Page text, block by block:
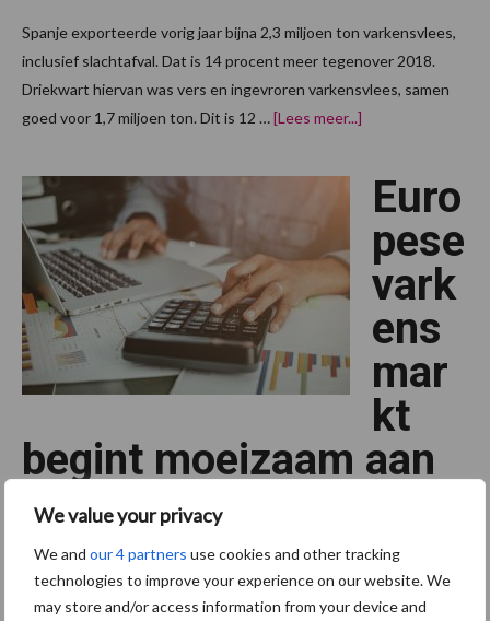
We value your privacy
We and our 4 partners use cookies and other tracking
technologies to improve your experience on our website. We
may store and/or access information from your device and
Spanje exporteerde vorig jaar bijna 2,3 miljoen ton varkensvlees,
inclusief slachtafval. Dat is 14 procent meer tegenover 2018.
Driekwart hiervan was vers en ingevroren varkensvlees, samen
goed voor 1,7 miljoen ton. Dit is 12 …[Lees meer...]
toegenomen
Euro
pese
vark
ens
mar
kt
begint moeizaam aan
2026
Ondernemen
3 februari 2026